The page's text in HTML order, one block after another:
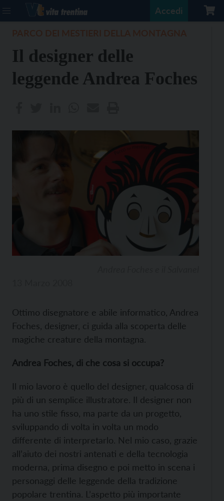
Accedi
Il designer delle
leggende Andrea Foches
Ottimo disegnatore e abile informatico, Andrea
Foches, designer, ci guida alla scoperta delle
magiche creature della montagna.
Andrea Foches, di che cosa si occupa?
Il mio lavoro è quello del designer, qualcosa di
più di un semplice illustratore. Il designer non
ha uno stile fisso, ma parte da un progetto,
sviluppando di volta in volta un modo
differente di interpretarlo. Nel mio caso, grazie
all’aiuto dei nostri antenati e della tecnologia
moderna, prima disegno e poi metto in scena i
personaggi delle leggende della tradizione
popolare trentina. L’aspetto più importante